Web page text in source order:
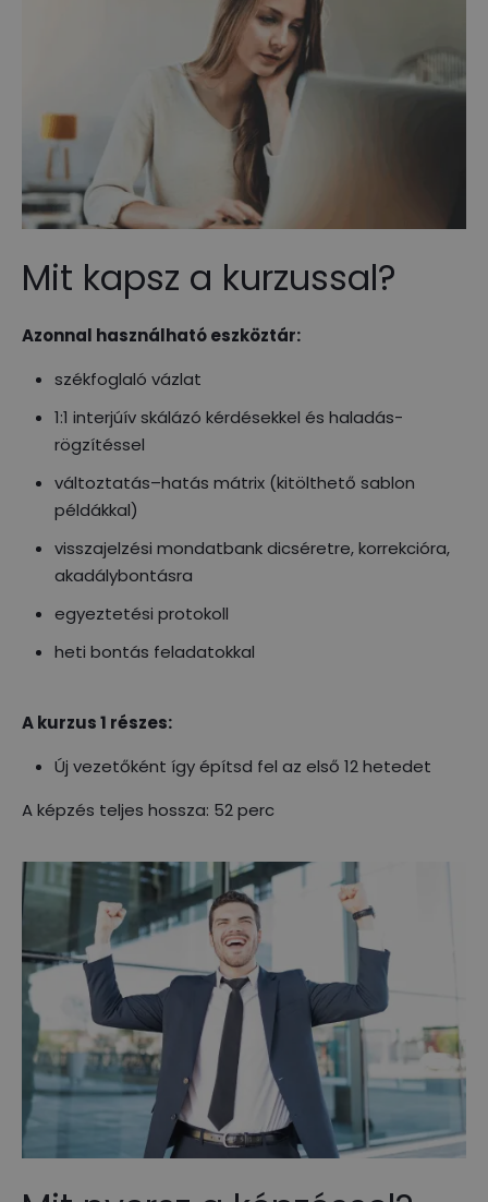
Mit kapsz a kurzussal?
Azonnal használható eszköztár:
székfoglaló vázlat
1:1 interjúív skálázó kérdésekkel és haladás-
rögzítéssel
változtatás–hatás mátrix (kitölthető sablon
példákkal)
visszajelzési mondatbank dicséretre, korrekcióra,
akadálybontásra
egyeztetési protokoll
heti bontás feladatokkal
A kurzus 1 részes:
Új vezetőként így építsd fel az első 12 hetedet
A képzés teljes hossza: 52 perc